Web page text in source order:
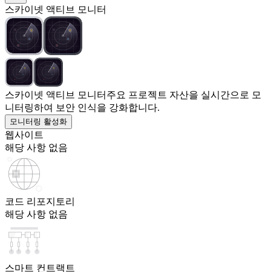
스카이넷 액티브 모니터
스카이넷 액티브 모니터 주요 프로젝트 자산을 실시간으로 모
니터링하여 보안 인식을 강화합니다.
모니터링 활성화
웹사이트
해당 사항 없음
코드 리포지토리
해당 사항 없음
스마트 컨트랙트